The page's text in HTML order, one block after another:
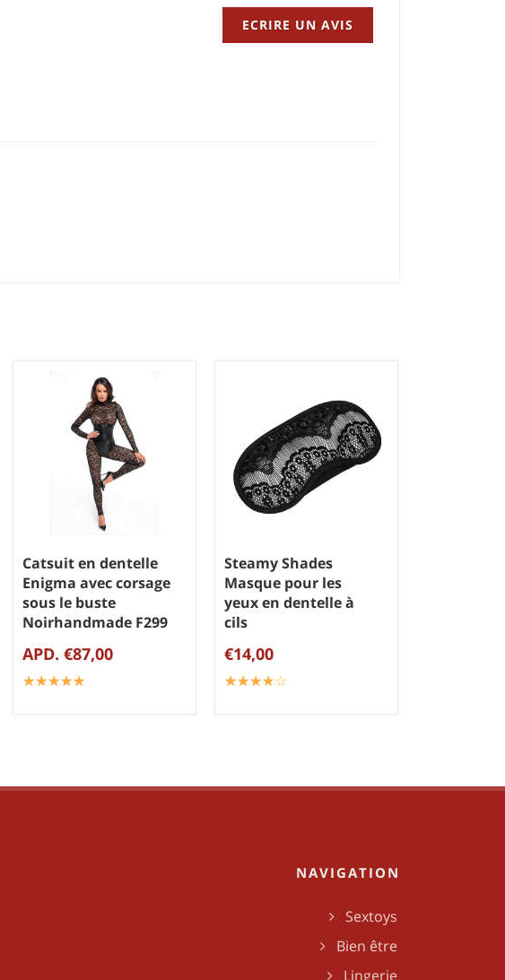
ECRIRE UN AVIS
Catsuit en dentelle
Enigma avec corsage
sous le buste
Noirhandmade F299
APD. €87,00
☆☆☆☆☆
★★★★★
Steamy Shades
Masque pour les
yeux en dentelle à
cils
€14,00
☆☆☆☆☆
★★★★★
NAVIGATION
Sextoys
Bien être
Lingerie